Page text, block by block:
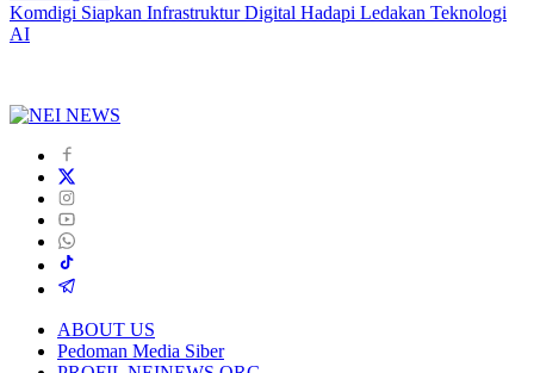
Komdigi Siapkan Infrastruktur Digital Hadapi Ledakan Teknologi
AI
ABOUT US
Pedoman Media Siber